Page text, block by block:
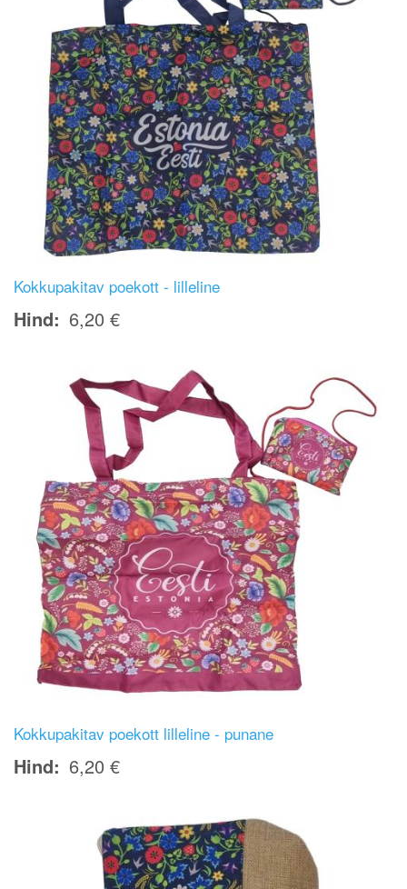
Kokkupakitav poekott - lilleline
Hind 6,20 €
Kokkupakitav poekott lilleline - punane
Hind 6,20 €